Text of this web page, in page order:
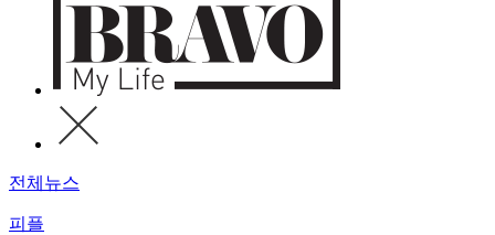
전체뉴스
피플